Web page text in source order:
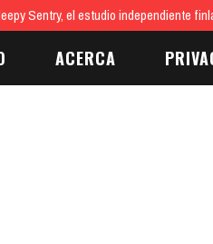
Sentry, el estudio independiente
ACERCA